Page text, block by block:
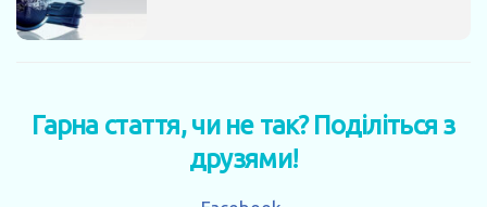
Гарна стаття, чи не так? Поділіться з
друзями!